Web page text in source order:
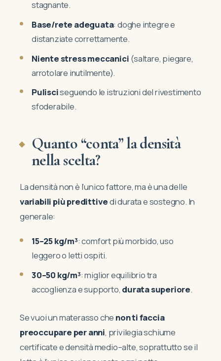
stagnante.
Base/rete adeguata: doghe integre e
distanziate correttamente.
Niente stress meccanici (saltare, piegare,
arrotolare inutilmente).
Pulisciseguendo le istruzioni del rivestimento
sfoderabile.
Quanto “conta” la densità
nella scelta?
La densità non è l’unico fattore, ma è una delle
variabili più predittivedi durata e sostegno. In
generale:
15–25 kg/m³: comfort più morbido, uso
leggero o letti ospiti.
30–50 kg/m³: miglior equilibrio tra
accoglienza e supporto, durata superiore.
Se vuoi un materasso che non ti faccia
preoccupare per anni, privilegia schiume
certificate e densità medio–alte, soprattutto se il